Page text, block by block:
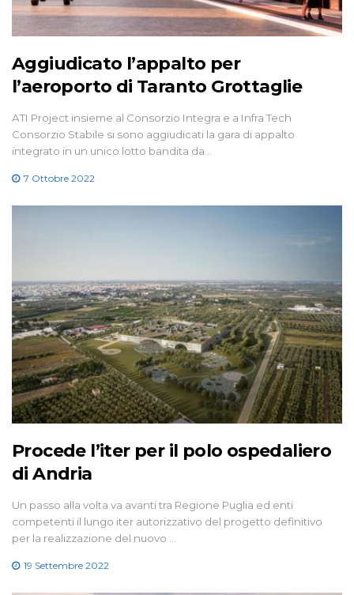
Aggiudicato l’appalto per
l’aeroporto di Taranto Grottaglie
ATI Project insieme al Consorzio Integra e a Infra Tech
Consorzio Stabile si sono aggiudicati la gara di appalto
integrato in un unico lotto bandita da…
7 Ottobre 2022
Procede l’iter per il polo ospedaliero
di Andria
Un passo alla volta va avanti tra Regione Puglia ed enti
competenti il lungo iter autorizzativo del progetto definitivo
per la realizzazione del nuovo …
19 Settembre 2022